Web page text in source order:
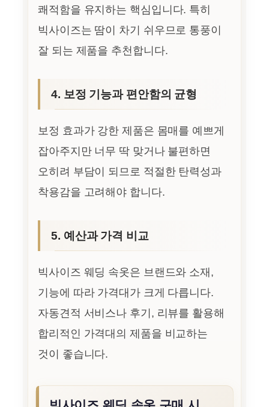
쾌적함을 유지하는 핵심입니다. 특히
빅사이즈는 땀이 차기 쉬우므로 통풍이
잘 되는 제품을 추천합니다.
4. 보정 기능과 편안함의 균형
보정 효과가 강한 제품은 몸매를 예쁘게
잡아주지만 너무 딱 맞거나 불편하면
오히려 부담이 되므로 적절한 탄력성과
착용감을 고려해야 합니다.
5. 예산과 가격 비교
빅사이즈 웨딩 속옷은 브랜드와 소재,
기능에 따라 가격대가 크게 다릅니다.
자동견적 서비스나 후기, 리뷰를 활용해
합리적인 가격대의 제품을 비교하는
것이 좋습니다.